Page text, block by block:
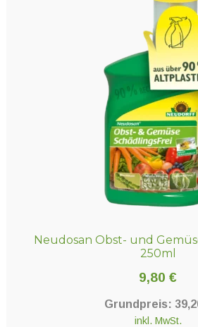
Neudosan Obst- und
250ml
9,80 €
Grundpreis:
inkl. MwSt.